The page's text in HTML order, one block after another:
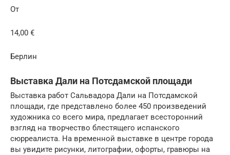
От
14,00 €
Берлин
Выставка Дали на Потсдамской площади
Выставка работ Сальвадора Дали на Потсдамской
площади, где представлено более 450 произведений
художника со всего мира, предлагает всесторонний
взгляд на творчество блестящего испанского
сюрреалиста. На временной выставке в центре города
вы увидите рисунки, литографии, офорты, гравюры на